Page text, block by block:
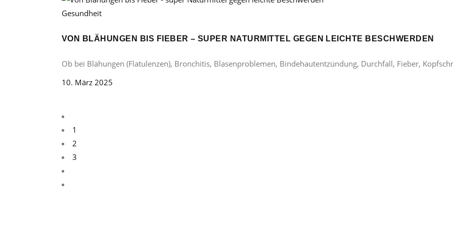
Gesundheit
VON BLÄHUNGEN BIS FIEBER – SUPER NATURMITTEL GEGEN LEICHTE BESCHWERDEN
Ob bei Blähungen (Flatulenzen), Bronchitis, Blasenproblemen, Bindehautentzündung, Durchfall, Fieber,
10. März 2025
1
2
3